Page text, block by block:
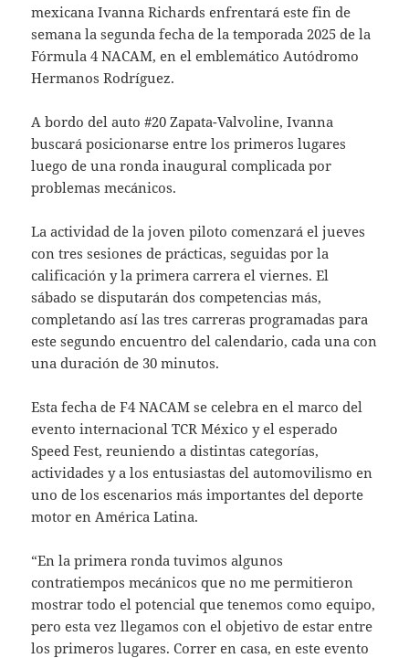
mexicana Ivanna Richards enfrentará este fin de
semana la segunda fecha de la temporada 2025 de la
Fórmula 4 NACAM, en el emblemático Autódromo
Hermanos Rodríguez.
A bordo del auto #20 Zapata-Valvoline, Ivanna
buscará posicionarse entre los primeros lugares
luego de una ronda inaugural complicada por
problemas mecánicos.
La actividad de la joven piloto comenzará el jueves
con tres sesiones de prácticas, seguidas por la
calificación y la primera carrera el viernes. El
sábado se disputarán dos competencias más,
completando así las tres carreras programadas para
este segundo encuentro del calendario, cada una con
una duración de 30 minutos.
Esta fecha de F4 NACAM se celebra en el marco del
evento internacional TCR México y el esperado
Speed Fest, reuniendo a distintas categorías,
actividades y a los entusiastas del automovilismo en
uno de los escenarios más importantes del deporte
motor en América Latina.
“En la primera ronda tuvimos algunos
contratiempos mecánicos que no me permitieron
mostrar todo el potencial que tenemos como equipo,
pero esta vez llegamos con el objetivo de estar entre
los primeros lugares. Correr en casa, en este evento